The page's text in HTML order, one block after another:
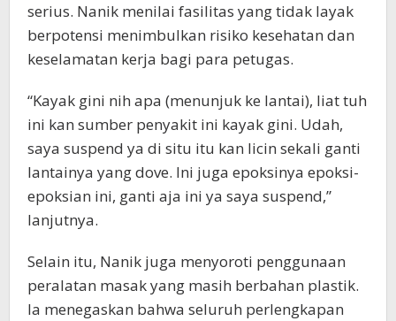
serius. Nanik menilai fasilitas yang tidak layak
berpotensi menimbulkan risiko kesehatan dan
keselamatan kerja bagi para petugas.
“Kayak gini nih apa (menunjuk ke lantai), liat tuh
ini kan sumber penyakit ini kayak gini. Udah,
saya suspend ya di situ itu kan licin sekali ganti
lantainya yang dove. Ini juga epoksinya epoksi-
epoksian ini, ganti aja ini ya saya suspend,”
lanjutnya.
Selain itu, Nanik juga menyoroti penggunaan
peralatan masak yang masih berbahan plastik.
Ia menegaskan bahwa seluruh perlengkapan